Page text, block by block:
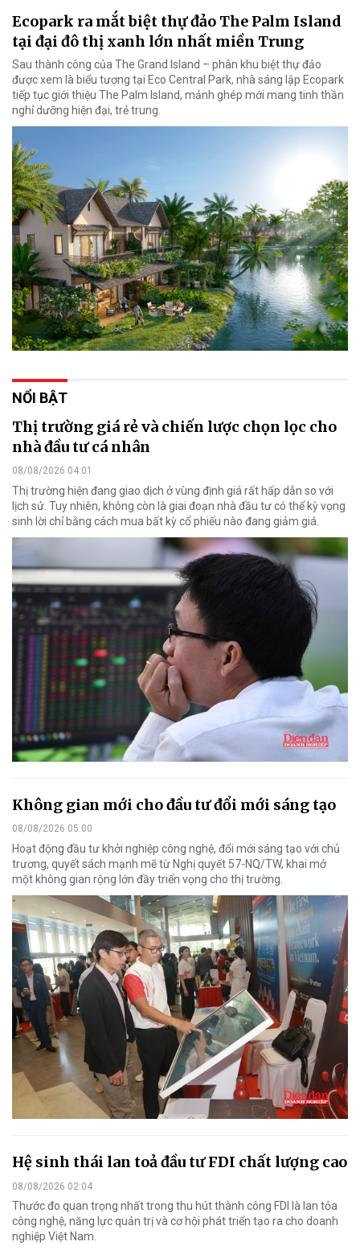
Ecopark ra mắt biệt thự đảo The Palm Island
tại đại đô thị xanh lớn nhất miền Trung
Sau thành công của The Grand Island – phân khu biệt thự đảo
được xem là biểu tượng tại Eco Central Park, nhà sáng lập Ecopark
tiếp tục giới thiệu The Palm Island, mảnh ghép mới mang tinh thần
nghỉ dưỡng hiện đại, trẻ trung.
NỔI BẬT
Thị trường giá rẻ và chiến lược chọn lọc cho
nhà đầu tư cá nhân
08/08/2026 04:01
Thị trường hiện đang giao dịch ở vùng định giá rất hấp dẫn so với
lịch sử. Tuy nhiên, không còn là giai đoạn nhà đầu tư có thể kỳ vọng
sinh lời chỉ bằng cách mua bất kỳ cổ phiếu nào đang giảm giá.
Không gian mới cho đầu tư đổi mới sáng tạo
08/08/2026 05:00
Hoạt động đầu tư khởi nghiệp công nghệ, đổi mới sáng tạo với chủ
trương, quyết sách mạnh mẽ từ Nghị quyết 57-NQ/TW, khai mở
một không gian rộng lớn đầy triển vọng cho thị trường.
Hệ sinh thái lan toả đầu tư FDI chất lượng cao
08/08/2026 02:04
Thước đo quan trọng nhất trong thu hút thành công FDI là lan tỏa
công nghệ, năng lực quản trị và cơ hội phát triển tạo ra cho doanh
nghiệp Việt Nam.